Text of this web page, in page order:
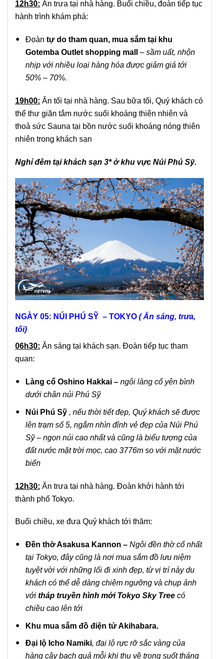
12h30: Ăn trưa tại nhà hàng. Buổi chiều, đoàn tiếp tục
hành trình khám phá:
Đoàn tự do tham quan, mua sắm tại khu
Gotemba Outlet shopping mall
– sầm uất, nhộn
nhịp với nhiều loại hàng hóa được giảm giá tới
50% – 70%.
19h00: Ăn tối tại nhà hàng. Sau bữa tối, Quý khách có
thể thư giãn tắm nước suối khoáng thiên nhiên và
thoả sức Sauna tại bồn nước suối khoáng nóng thiên
nhiên trong khách sạn
Nghỉ đêm tại khách sạn 3* ở khu vực Núi Phú Sỹ.
NGÀY 05: NÚI PHÚ SỸ – TOKYO ( Ăn sáng, trưa,
tối)
06h30: Ăn sáng tại khách sạn. Đoàn tiếp tục tham
quan:
Làng cổ Oshino Hakkai– ngôi làng cổ yên bình
dưới chân núi Phú Sỹ
Núi Phú Sỹ , nếu thời tiết đẹp, Quý khách sẽ được
lên trạm số 5, ngắm nhìn đỉnh vẻ đẹp của Núi Phú
Sỹ – ngọn núi cao nhất và cũng là biểu tượng của
đất nước mặt trời mọc, cao 3776m so với mặt nước
biển
12h30: Ăn trưa tại nhà hàng. Đoàn khởi hành tới
thành phố Tokyo.
Buổi chiều, xe đưa Quý khách tới thăm:
Đền thờ Asakusa Kannon – Ngôi đền thờ cổ nhất
tại Tokyo, đây cũng là nơi mua sắm đồ lưu niệm
tuyệt vời với những lối đi xinh đẹp, từ vị trí này du
khách có thể dễ dàng chiêm ngưỡng và chụp ảnh
với tháp truyền hình mới Tokyo Sky Tree có
chiều cao lên tới
Khu mua sắm đồ điện tử Akihabara.
Đại lộ Icho Namiki, đại lộ rực rỡ sắc vàng của
hàng cây bạch quả mỗi khi thu về trong suốt tháng